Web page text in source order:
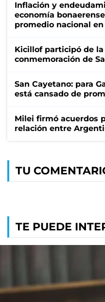
Inflación y
economía
promedio nacional
Kicillof participó de
conmemoración de
San Cayetano: para
está cansado de
Milei firmó acuerdos
relación entre
TU
TE PUEDE